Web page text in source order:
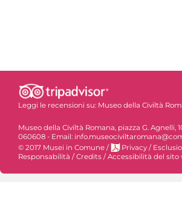
Leggi le recensioni su: Museo della Civiltà
Museo della Civiltà Romana, piazza G. Agnelli,
060608 - Email:
© 2017 Musei in Comune / Privacy /
Responsabilità / Credits / Accessibilità del sito